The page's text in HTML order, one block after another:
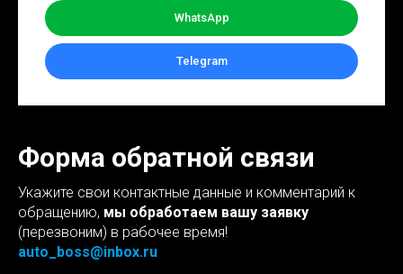
WhatsApp
Telegram
Форма обратной связи
Укажите свои контактные данные и комментарий к
обращению, мы обработаем вашу заявку
(перезвоним) в рабочее время!
auto_boss@inbox.ru